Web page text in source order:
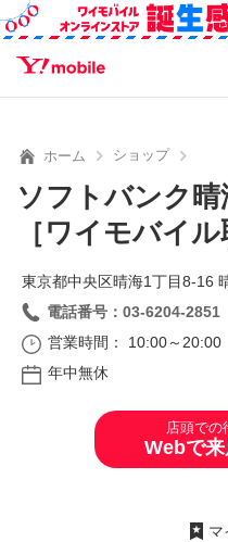
SEARCH
ホーム ショップ
ソフトバンク
［ワイモバイル
東京都中央区晴海1丁目8‐16
電話番号：03-6204-2851
営業時間： 10:00～20:00
年中無休
店頭での
Webで
マ